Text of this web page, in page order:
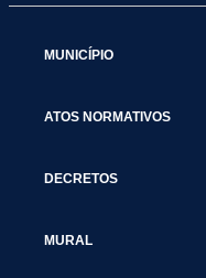
MUNICÍPIO
ATOS NORMATIVOS
DECRETOS
MURAL